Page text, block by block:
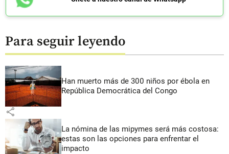
Para seguir leyendo
Han muerto más de 300 niños por ébola en
República Democrática del Congo
share
La nómina de las mipymes será más costosa:
estas son las opciones para enfrentar el
impacto